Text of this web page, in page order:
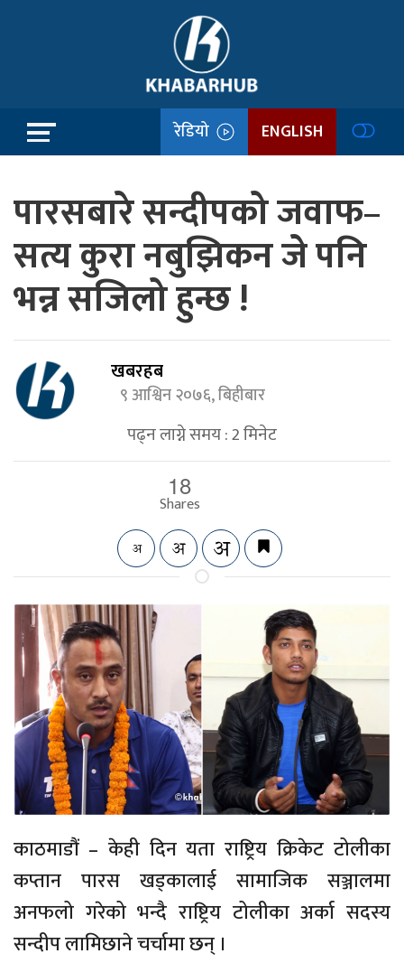
रेडियो ENGLISH
पारसबारे सन्दीपको जवाफ–
सत्य कुरा नबुझिकन जे पनि
भन्न सजिलो हुन्छ !
खबरहब
९ आश्विन २०७६, बिहीबार
पढ्न लाग्ने समय :2मिनेट
18
Shares
काठमाडौं – केही दिन यता राष्ट्रिय क्रिकेट टोलीका
कप्तान पारस खड्कालाई सामाजिक सञ्जालमा
अनफलो गरेको भन्दै राष्ट्रिय टोलीका अर्का सदस्य
सन्दीप लामिछाने चर्चामा छन् ।